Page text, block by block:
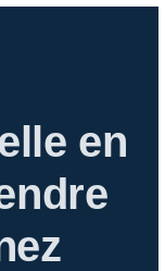
en